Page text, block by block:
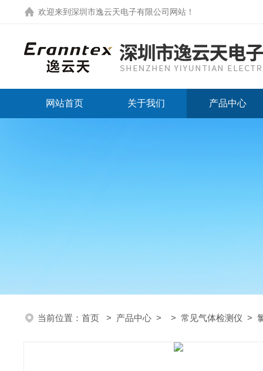
欢迎来到 深圳市逸云天电子有限公司网站 ！
网站首页 关于我们 产品中心
当前位置： 首页 > 产品中心 > > 常见气体检测仪 >